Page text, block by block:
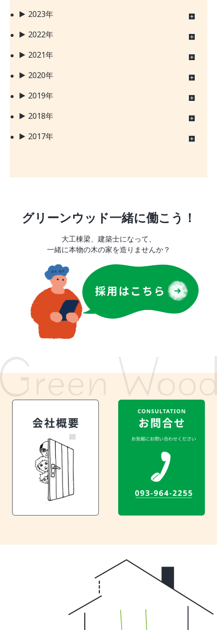
2023年
2022年
2021年
2020年
2019年
2018年
2017年
グリーンウッド一緒に働こう！
大工棟梁、建築士になって、
一緒に本物の木の家を造りませんか？